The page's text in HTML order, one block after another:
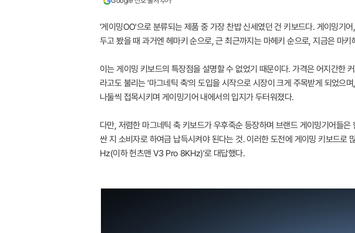
'게이밍OO'으로 분류되는 제품 중 가장 찬밥 신세였던 건 키보드다. 게이밍기
두고 봤을 때 과거엔 헤마키 순으로, 근 최근까지는 마헤키 순으로, 지금은 마키
이는 게이밍 키보드의 특장점을 설명할 수 없었기 때문이다. 가격은 어지간한
라고도 불리는 '마그네틱 축'의 도입을 시작으로 시장이 크게 주목받게 되었으
나둘씩 접목시키며 게이밍기어 내에서의 입지가 두터워졌다.
다만, 저렴한 마그네틱 축 키보드가 우후죽순 등장하며 브랜드 게이밍기어들
싼 지 소비자로 하여금 납득시켜야 된다는 것. 이러한 도전에 게이밍 키보드
Hz(이하 헌츠맨 V3 Pro 8KHz)'로 대답했다.